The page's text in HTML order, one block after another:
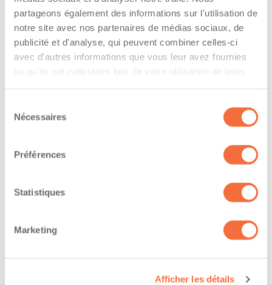
partageons également des informations sur l'utilisation de
notre site avec nos partenaires de médias sociaux, de
publicité et d'analyse, qui peuvent combiner celles-ci
avec d'autres informations que vous leur avez fournies
ou qu'ils ont collectées lors de votre utilisation de leurs
Nécessaires
Préférences
Statistiques
Marketing
Afficher les détails
Possède ses propres assurances
The driver hold a driving licence from:
quebec
Diplômes et certifications
Formations / certifications - Certification de
conduite d'un chariot élévateur (cariste)
The owner-operator has the ability to
work at/during :